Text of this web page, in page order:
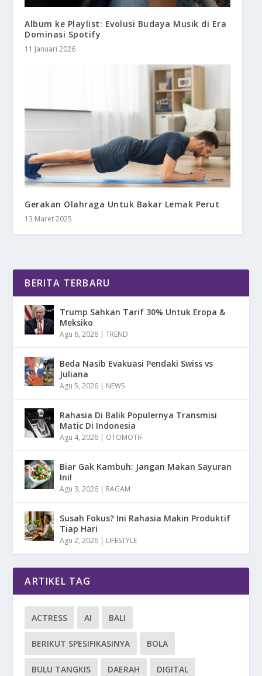
Album ke Playlist: Evolusi Budaya Musik di Era
Dominasi Spotify
11 Januari 2026
Gerakan Olahraga Untuk Bakar Lemak Perut
13 Maret 2025
BERITA TERBARU
Trump Sahkan Tarif 30% Untuk Eropa &
Meksiko
Agu 6, 2026 |TREND
Beda Nasib Evakuasi Pendaki Swiss vs
Juliana
Agu 5, 2026 NEWS
Rahasia Di Balik Populernya Transmisi
Matic Di Indonesia
Agu 4, 2026 OTOMOTIF
Biar Gak Kambuh: Jangan Makan Sayuran
Ini!
Agu 3, 2026 RAGAM
Susah Fokus? Ini Rahasia Makin Produktif
Tiap Hari
Agu 2, 2026 LIFESTYLE
ARTIKEL TAG
ACTRESS AI BALI
BERIKUT SPESIFIKASINYA BOLA
BULU TANGKIS DAERAH DIGITAL